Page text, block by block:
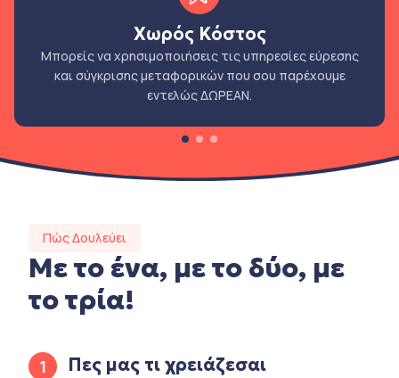
Χωρός Κόστος
Μπορείς να χρησιμοποιήσεις τις υπηρεσίες εύρεσης
και σύγκρισης μεταφορικών που σου παρέχουμε
εντελώς ΔΩΡΕΑΝ.
Πώς Δουλεύει
Με το ένα, με το δύο, με
το τρία!
1 Πες μας τι χρειάζεσαι